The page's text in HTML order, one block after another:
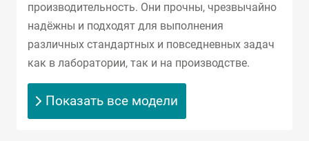
производительность. Они прочны, чрезвычайно
надёжны и подходят для выполнения
различных стандартных и повседневных задач
как в лаборатории, так и на производстве.
Показать все модели